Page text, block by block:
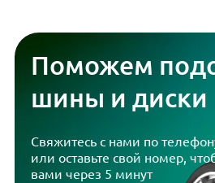
Поможем
шины и диски
Свяжитесь с нами по
или оставьте свой номер,
вами через 5 минут